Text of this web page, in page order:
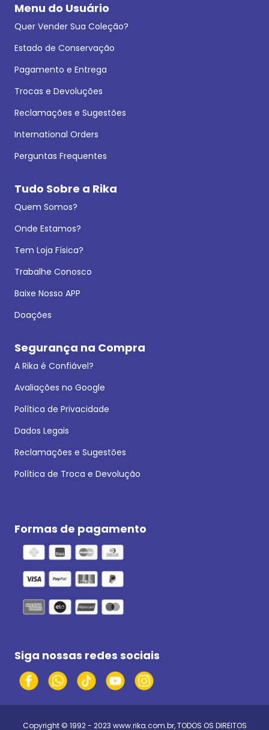
Menu do Usuário
Quer Vender Sua Coleção?
Estado de Conservação
Pagamento e Entrega
Trocas e Devoluções
Reclamações e Sugestões
International Orders
Perguntas Frequentes
Tudo Sobre a Rika
Quem Somos?
Onde Estamos?
Tem Loja Física?
Trabalhe Conosco
Baixe Nosso APP
Doações
Segurança na Compra
A Rika é Confiável?
Avaliações no Google
Política de Privacidade
Dados Legais
Reclamações e Sugestões
Política de Troca e Devolução
Formas de pagamento
Siga nossas redes sociais
Copyright © 1992 - 2023 www.rika.com.br, TODOS OS DIREITOS